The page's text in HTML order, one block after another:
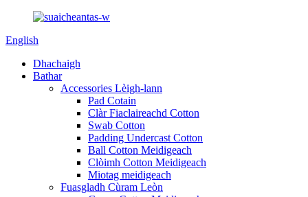
English
Dhachaigh
Bathar
Accessories Lèigh-lann
Pad Cotain
Clàr Fiaclaireachd Cotton
Swab Cotton
Padding Undercast Cotton
Ball Cotton Meidigeach
Clòimh Cotton Meidigeach
Miotag meidigeach
Fuasgladh Cùram Leòn